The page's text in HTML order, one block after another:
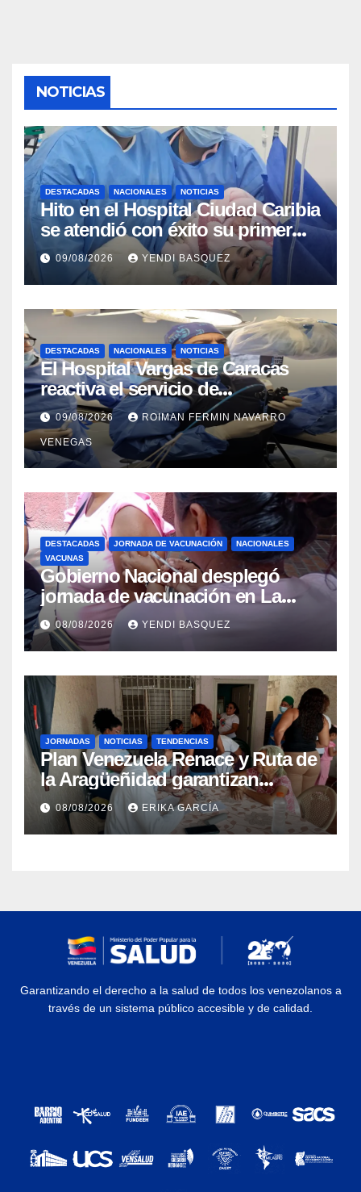
NOTICIAS
DESTACADAS NACIONALES NOTICIAS
Hito en el Hospital Ciudad Caribia
se atendió con éxito su primer
parto gemelar
09/08/2026 YENDI BASQUEZ
DESTACADAS NACIONALES NOTICIAS
El Hospital Vargas de Caracas
reactiva el servicio de
Colangiopancreatografía
Retrógrada Endoscópica para
beneficiar a cientos de pacientes
09/08/2026 ROIMAN FERMIN NAVARRO
VENEGAS
DESTACADAS JORNADA DE VACUNACIÓN
NACIONALES
VACUNAS
Gobierno Nacional desplegó
jornada de vacunación en La
Guaira para garantizar protección
epidemiológica
08/08/2026 YENDI BASQUEZ
JORNADAS NOTICIAS TENDENCIAS
Plan Venezuela Renace y Ruta de
la Aragüeñidad garantizan
atención médica integral en
Aragua
08/08/2026 ERIKA GARCÍA
Garantizando el derecho a la salud de todos los venezolanos a
través de un sistema público accesible y de calidad.